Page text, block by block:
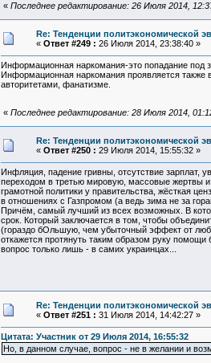
« Последнее редактирование: 26 Июля 2014,
Re: Тенденции политэкономической
« Ответ #249 : 26 Июля 2014, 23:38:40 »
Информационная наркомания-это попадание под
Информационная наркомания проявляется также
авторитетами, фанатизме.
« Последнее редактирование: 28 Июля 2014,
Re: Тенденции политэкономической
« Ответ #250 : 29 Июля 2014, 15:55:32 »
Инфляция, падение гривны, отсутствие зарплат,
переходом в третью мировую, массовые жертвы и
грамотной политики у правительства, жёсткая
в отношениях с Газпромом (а ведь зима не за
Причём, самый лучший из всех возможных. В
срок. Который заключается в том, чтобы
(гораздо бОльшую, чем убыточный эффект от
откажется протянуть таким образом руку
вопрос только лишь - в самих украинцах...
Re: Тенденции политэкономической
« Ответ #251 : 31 Июля 2014, 14:42:27 »
Цитата: Участник от 29 Июля 2014, 16:55:32
Но, в данном случае, вопрос - не в желании и